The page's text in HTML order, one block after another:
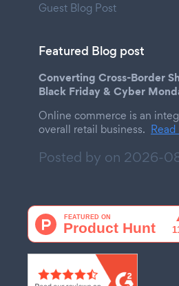
Guest Blog Post
Featured Blog post
Converting Cross-Border
Black Friday & Cyber
Online commerce is an
overall retail business.
Posted by on 2026-